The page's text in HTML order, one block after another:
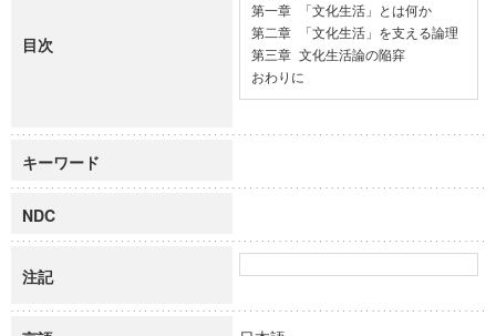
目次
第一章 「文化生活」とは何か
第二章 「文化生活」を支える論理
第三章 文化生活論の陥穽
おわりに
キーワード
NDC
注記